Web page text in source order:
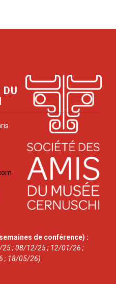
de conférence) :
; 08/12/25 ; 12/01/26 ;
; 18/05/26)